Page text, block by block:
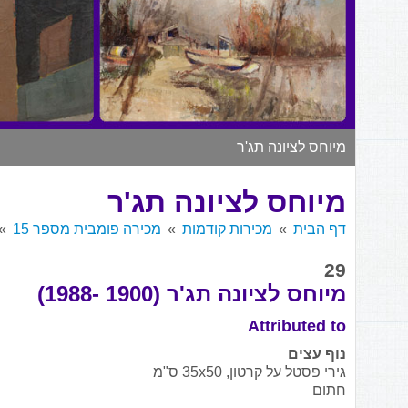
מיוחס לציונה תג'ר
מיוחס לציונה תג'ר
דף הבית מכירות קודמות מכירה פומבית מספר 15
29
מיוחס לציונה תג'ר (1900 -1988)
Attributed to
נוף עצים
גירי פסטל על קרטון, 35x50 ס"מ
חתום